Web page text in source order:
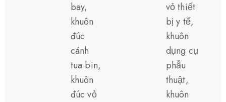
bay,
khuôn
đúc
cánh
tua bin,
khuôn
đúc vỏ
vỏ thiết
bị y tế,
khuôn
dụng cụ
phẫu
thuật,
khuôn